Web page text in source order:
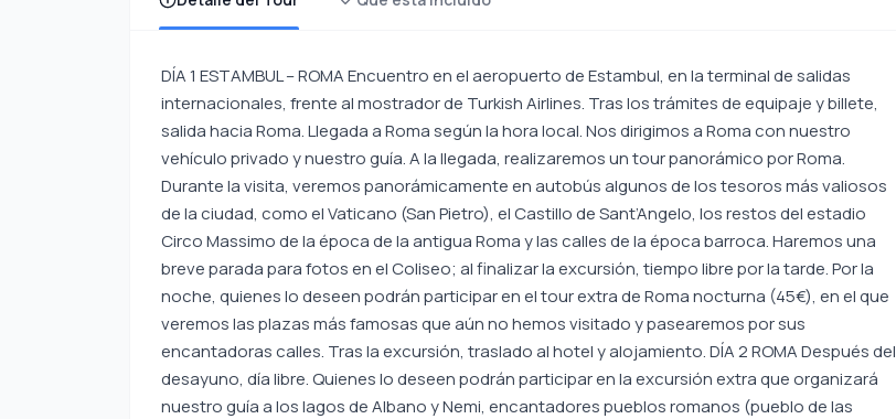
DÍA 1 ESTAMBUL – ROMA Encuentro en el aeropuerto de Estambul, en la terminal de salidas
internacionales, frente al mostrador de Turkish Airlines. Tras los trámites de equipaje y billete,
salida hacia Roma. Llegada a Roma según la hora local. Nos dirigimos a Roma con nuestro
vehículo privado y nuestro guía. A la llegada, realizaremos un tour panorámico por Roma.
Durante la visita, veremos panorámicamente en autobús algunos de los tesoros más valiosos
de la ciudad, como el Vaticano (San Pietro), el Castillo de Sant’Angelo, los restos del estadio
Circo Massimo de la época de la antigua Roma y las calles de la época barroca. Haremos una
breve parada para fotos en el Coliseo; al finalizar la excursión, tiempo libre por la tarde. Por la
noche, quienes lo deseen podrán participar en el tour extra de Roma nocturna (45€), en el que
veremos las plazas más famosas que aún no hemos visitado y pasearemos por sus
encantadoras calles. Tras la excursión, traslado al hotel y alojamiento. DÍA 2 ROMA Después del
desayuno, día libre. Quienes lo deseen podrán participar en la excursión extra que organizará
nuestro guía a los lagos de Albano y Nemi, encantadores pueblos romanos (pueblo de las